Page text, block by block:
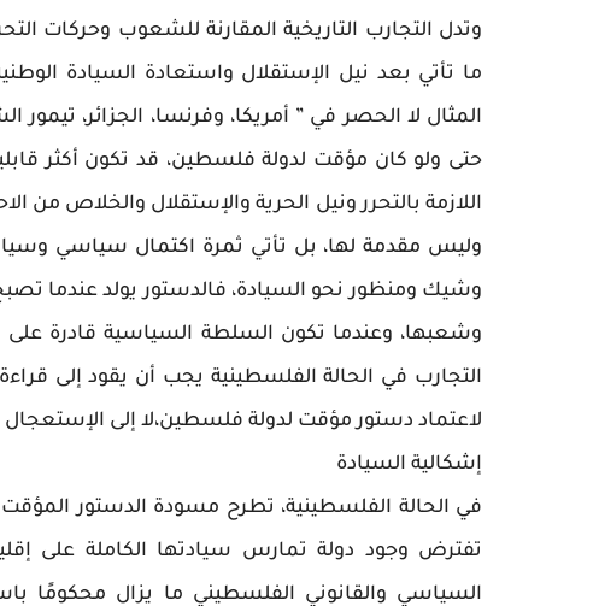
وتدل التجارب التاريخية المقارنة للشعوب وحركات
ما تأتي بعد نيل الإستقلال واستعادة السيادة
المثال لا الحصر في ” أمريكا، وفرنسا، الجزائر، تيمور
حتى ولو كان مؤقت لدولة فلسطين، قد تكون أكثر
اللازمة بالتحرر ونيل الحرية والإستقلال والخلاص من
وليس مقدمة لها، بل تأتي ثمرة اكتمال سياسي
وشيك ومنظور نحو السيادة، فالدستور يولد عندما
وشعبها، وعندما تكون السلطة السياسية قادرة
التجارب في الحالة الفلسطينية يجب أن يقود إلى
لاعتماد دستور مؤقت لدولة فلسطين،لا إلى الإستعجال
إشكالية السيادة
في الحالة الفلسطينية، تطرح مسودة الدستور
تفترض وجود دولة تمارس سيادتها الكاملة على
السياسي والقانوني الفلسطيني ما يزال محكومًا